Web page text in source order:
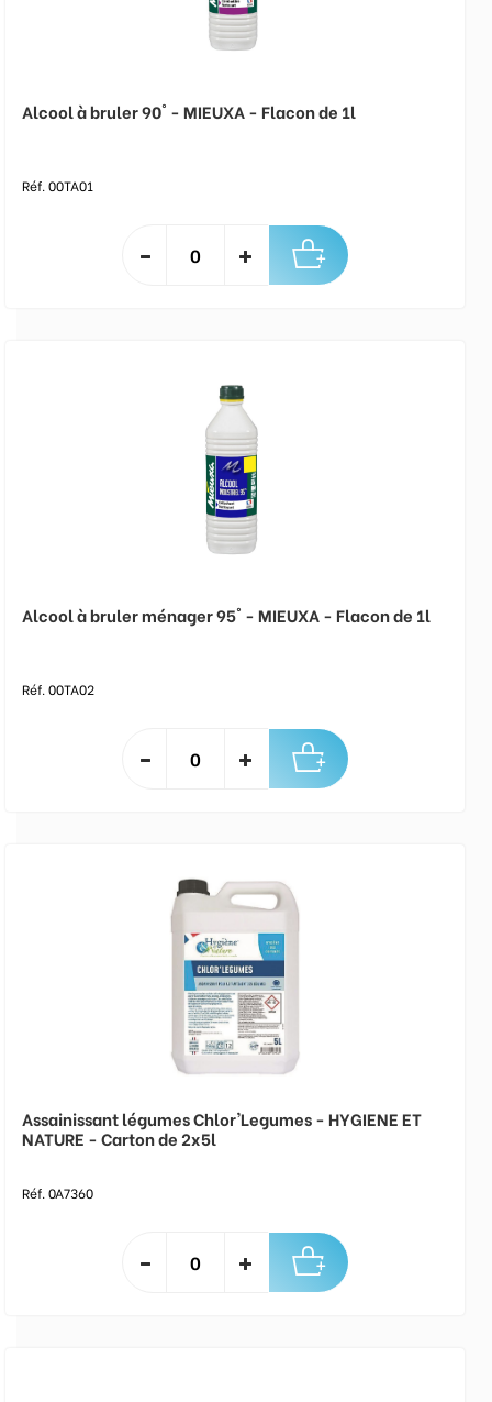
Alcool à bruler 90° - MIEUXA - Flacon de 1l
Réf. 00TA01
Alcool à bruler ménager 95° - MIEUXA - Flacon de 1l
Réf. 00TA02
Assainissant légumes Chlor'Legumes - HYGIENE ET
NATURE - Carton de 2x5l
Réf. 0A7360